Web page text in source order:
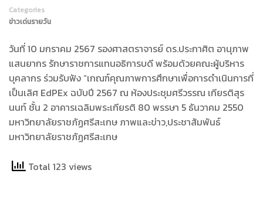
Categories
ข่าวเด่นรายวัน
วันที่ 10 มกราคม 2567 รองศาสตราจารย์ ดร.ประกาศิต อานุภาพ
แสนยากร รักษาราชการแทนอธิการบดี พร้อมด้วยคณะผู้บริหาร
บุคลากร ร่วมรับฟัง “เกณฑ์คุณภาพการศึกษาเพื่อการดำเนินการที่
เป็นเลิศ EdPEx ฉบับปี 2567 ณ ห้องประชุมศรีวรรณ เกียรติสุร
นนท์ ชั้น 2 อาคารเฉลิมพระเกียรติ 80 พรรษา 5 ธันวาคม 2550
มหาวิทยาลัยราชภัฏศรีสะเกษ ภาพและข่าว,ประชาสัมพันธ์
มหาวิทยาลัยราชภัฏศรีสะเกษ
Total 123 views